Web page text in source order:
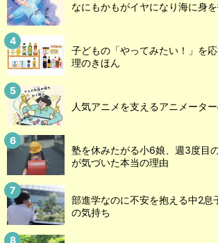
なにもかもがイヤになり海に身
子どもの「やってみたい！」を
理のきほん
人気アニメを支えるアニメータ
塾を休みたがる小6娘、週3度目
が気づいた本当の理由
部進学なのに不安を抱える中2息
の気持ち